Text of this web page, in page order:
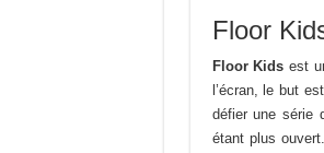
Floor
Floor Kids est
l’écran, le but
défier une série
étant plus